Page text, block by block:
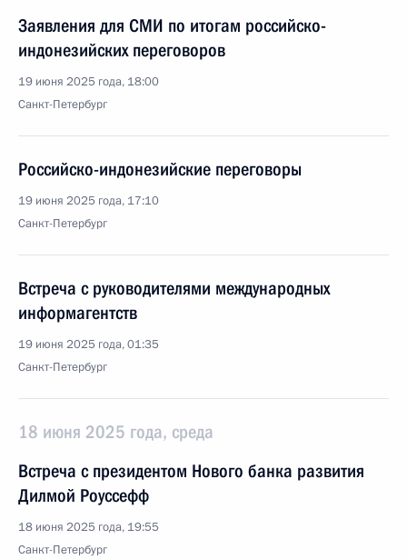
Заявления для СМИ по итогам российско-
индонезийских переговоров
19 июня 2025 года, 18:00
Санкт-Петербург
Российско-индонезийские переговоры
19 июня 2025 года, 17:10
Санкт-Петербург
Встреча с руководителями международных
информагентств
19 июня 2025 года, 01:35
Санкт-Петербург
18 июня 2025 года, среда
Встреча с президентом Нового банка развития
Дилмой Роуссефф
18 июня 2025 года, 19:55
Санкт-Петербург